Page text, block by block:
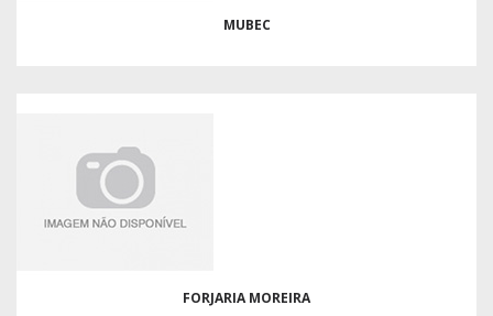
MUBEC
FORJARIA MOREIRA